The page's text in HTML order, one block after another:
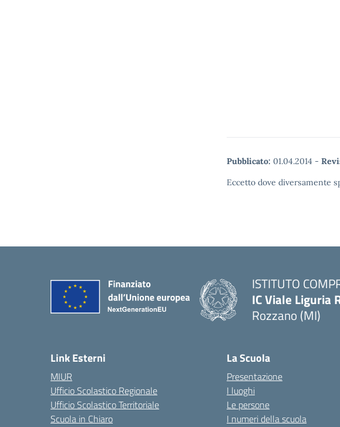
Pubblicato: 01.04.2014 -
Eccetto dove diversamente
ISTITUTO
IC Viale Liguria
Rozzano (MI)
Link Esterni
MIUR
Ufficio Scolastico Regionale
Ufficio Scolastico Territoriale
Scuola in Chiaro
La Scuola
Presentazione
I luoghi
Le persone
I numeri della scuola